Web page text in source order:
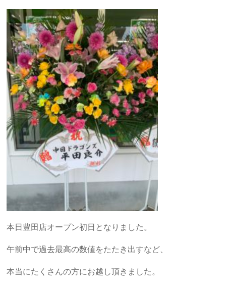
本日豊田店オープン初日となりました。
午前中で過去最高の数値をたたき出すなど、
本当にたくさんの方にお越し頂きました。